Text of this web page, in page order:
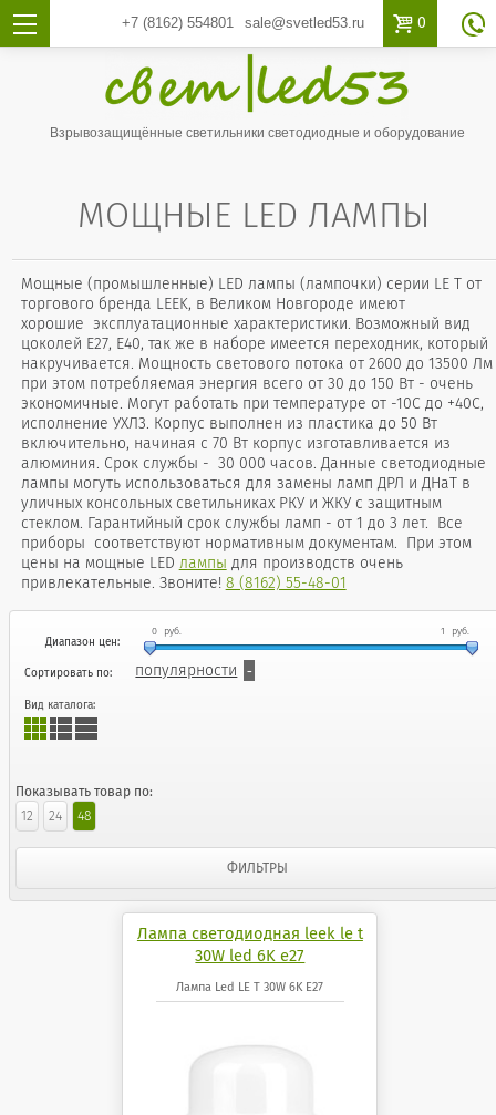
+7 (8162)554801 sale@svetled53.ru  0 
Взрывозащищённые светильники светодиодные и оборудование
МОЩНЫЕ LED ЛАМПЫ
Мощные (промышленные) LED лампы (лампочки) серии LE T от
торгового бренда LEEK, в Великом Новгороде имеют
хорошие эксплуатационные характеристики. Возможный вид
цоколей Е27, Е40, так же в наборе имеется переходник, который
накручивается. Мощность светового потока от 2600 до 13500 Лм
при этом потребляемая энергия всего от 30 до 150 Вт - очень
экономичные. Могут работать при температуре от -10С до +40С,
исполнение УХЛ3. Корпус выполнен из пластика до 50 Вт
включительно, начиная с 70 Вт корпус изготавливается из
алюминия. Срок службы - 30 000 часов. Данные светодиодные
лампы могуть использоваться для замены ламп ДРЛ и ДНаТ в
уличных консольных светильниках РКУ и ЖКУ с защитным
стеклом. Гарантийный срок службы ламп - от 1 до 3 лет. Все
приборы соответствуют нормативным документам. При этом
цены на мощные LED лампы для производств очень
привлекательные. Звоните! 8 (8162) 55-48-01
Диапазон цен:
0 руб. 1 руб.
Вид каталога:
Сортировать по: популярности
Показывать товар по:
12
24 48
ФИЛЬТРЫ
Лампа светодиодная leek le t
30W led 6K e27
Лампа Led LE T 30W 6K E27